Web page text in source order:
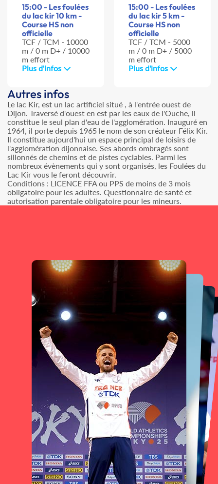
15:00 - Les foulées
du lac kir 10 km -
Course HS non
officielle
TCF / TCM - 10000
m / 0 m D+ / 10000
m effort
Plus d'infos
15:00 - Les foulées
du lac kir 5 km -
Course HS non
officielle
TCF / TCM - 5000
m / 0 m D+ / 5000
m effort
Plus d'infos
Autres infos
Le lac Kir, est un lac artificiel situé , à l'entrée ouest de
Dijon. Traversé d'ouest en est par les eaux de l'Ouche, il
constitue le seul plan d'eau de l'agglomération. Inauguré en
1964, il porte depuis 1965 le nom de son créateur Félix Kir.
Il constitue aujourd'hui un espace principal de loisirs de
l'agglomération dijonnaise. Ses abords ombragés sont
sillonnés de chemins et de pistes cyclables. Parmi les
nombreux évènements qui y sont organisés, les Foulées du
Lac Kir vous le feront découvrir.
Conditions : LICENCE FFA ou PPS de moins de 3 mois
obligatoire pour les adultes. Questionnaire de santé et
autorisation parentale obligatoire pour les mineurs.